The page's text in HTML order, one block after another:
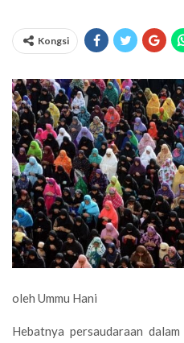
Kongsi
oleh Ummu Hani
Hebatnya persaudaraan